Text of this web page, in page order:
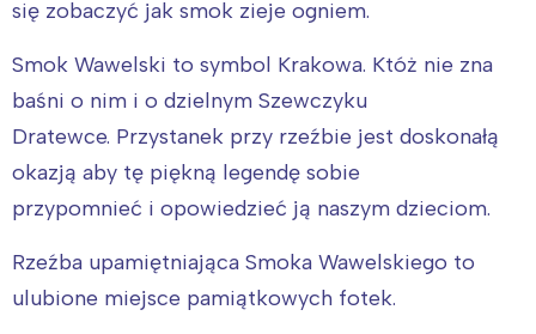
się zobaczyć jak smok zieje ogniem.
Smok Wawelski to symbol Krakowa. Któż nie zna
baśni o nim i o dzielnym Szewczyku
Dratewce. Przystanek przy rzeźbie jest doskonałą
okazją aby tę piękną legendę sobie
przypomnieć i opowiedzieć ją naszym dzieciom.
Rzeźba upamiętniająca Smoka Wawelskiego to
ulubione miejsce pamiątkowych fotek.